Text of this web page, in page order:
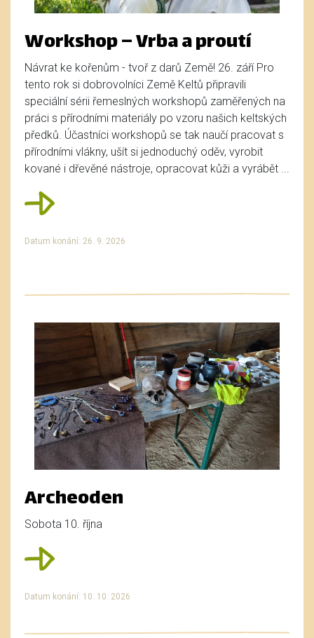
Workshop – Vrba a proutí
Návrat ke kořenům - tvoř z darů Země! 26. září Pro
tento rok si dobrovolníci Země Keltů připravili
speciální sérii řemeslných workshopů zaměřených na
práci s přírodními materiály po vzoru našich keltských
předků. Účastníci workshopů se tak naučí pracovat s
přírodními vlákny, ušít si jednoduchý oděv, vyrobit
kované i dřevěné nástroje, opracovat kůži a vyrábět ...
Datum konání: 26. 9. 2026
Archeoden
Sobota 10. října
Datum konání: 10. 10. 2026